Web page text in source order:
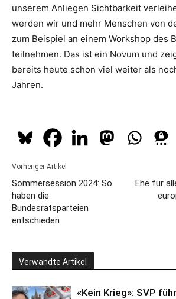
unserem Anliegen Sichtbarkeit
werden wir und mehr Menschen von
zum Beispiel an einem Workshop des
teilnehmen. Das ist ein Novum und
bereits heute schon viel weiter als
Jahren.
Vorheriger Artikel
Sommersession 2024: So
haben die
Bundesratsparteien
entschieden
Ehe für
Verwandte Artikel
«Kein Krieg»: SVP